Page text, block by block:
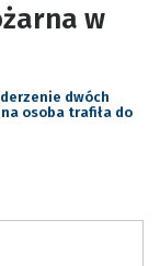
w
dwóch
osoba trafiła do